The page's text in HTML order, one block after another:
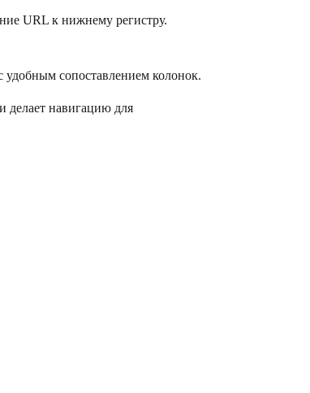
URL к нижнему регистру.
сопоставлением колонок.
делает навигацию для